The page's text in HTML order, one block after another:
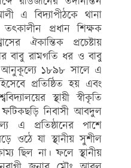
এ বিদ্যাপীঠকে থানা
প্রধান শিক্ষক
ঐকান্তিক প্রচেষ্টায়
বাবু রামগতি ধর ও বাবু
১৮৯৮ সালে এ
প্রতিষ্ঠিত হয় এবং
স্থায়ী স্বীকৃতি
নিবাসী আবদুল
এ প্রতিষ্ঠানের পাশে
ওঠে যা স্থানীয় সুশীল
ছিল না। ফলে স্থানীয়